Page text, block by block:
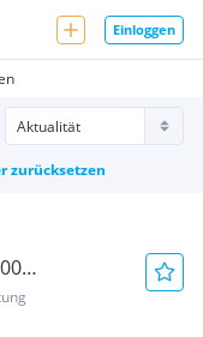
Einloggen
zurücksetzen